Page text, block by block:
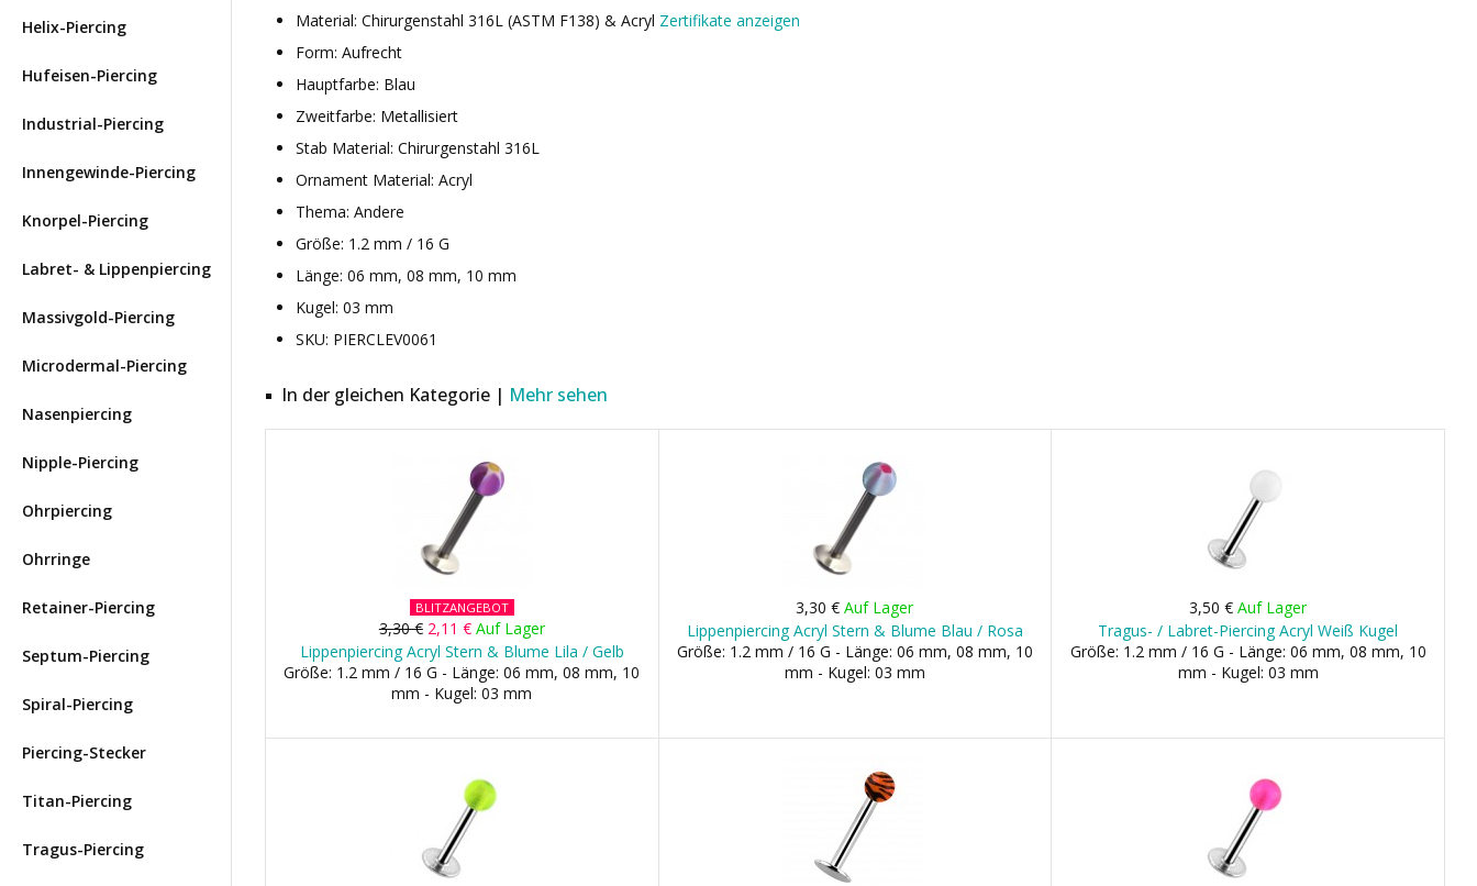
Helix-Piercing
Hufeisen-Piercing
Industrial-Piercing
Innengewinde-Piercing
Knorpel-Piercing
Labret- & Lippenpiercing
Massivgold-Piercing
Microdermal-Piercing
Nasenpiercing
Nipple-Piercing
Ohrpiercing
Ohrringe
Retainer-Piercing
Septum-Piercing
Spiral-Piercing
Piercing-Stecker
Titan-Piercing
Tragus-Piercing
Material: Chirurgenstahl 316L (ASTM F138) & Acryl Zertifikate anzeigen
Form: Aufrecht
Hauptfarbe: Blau
Zweitfarbe: Metallisiert
Stab Material: Chirurgenstahl 316L
Ornament Material: Acryl
Thema: Andere
Größe: 1.2 mm / 16 G
Länge: 06 mm, 08 mm, 10 mm
Kugel: 03 mm
SKU: PIERCLEV0061
In der gleichen Kategorie | Mehr sehen
BLITZANGEBOT
3,30 € 2,11 € Auf Lager
Lippenpiercing Acryl Stern & Blume Lila / Gelb
Größe: 1.2 mm / 16 G - Länge: 06 mm, 08 mm, 10
mm - Kugel: 03 mm
3,30 €Auf Lager
Lippenpiercing Acryl Stern & Blume Blau / Rosa
Größe: 1.2 mm / 16 G - Länge: 06 mm, 08 mm, 10
mm - Kugel: 03 mm
3,50 €Auf Lager
Tragus- / Labret-Piercing Acryl Weiß Kugel
Größe: 1.2 mm / 16 G - Länge: 06 mm, 08 mm, 10
mm - Kugel: 03 mm